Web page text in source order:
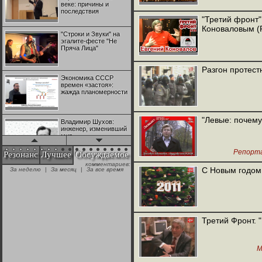
веке: причины и
последствия
"Строки и Звуки" на
эгалите-фесте "Не
Пряча Лица"
Экономика СССР
времен «застоя»:
жажда планомерности
Владимир Шухов:
инженер, изменивший
мир
"Аркадий Коц" на
эгалите-фесте "Не
Резонанс Лучшее Обсуждаемое
комментариев:
За неделю
| За месяц | За все время
"Третий
Коноваловым
Разгон
"Левые:
С Новым
Третий Фронт.